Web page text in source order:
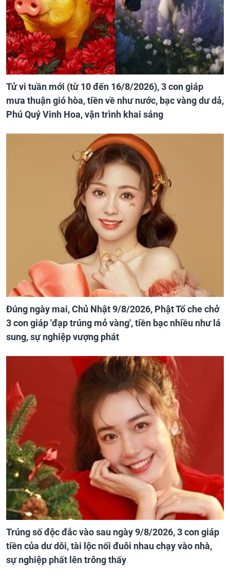
Tử vi tuần mới (từ 10 đến 16/8/2026), 3 con giáp
mưa thuận gió hòa, tiền về như nước, bạc vàng dư dả,
Phú Quý Vinh Hoa, vận trình khai sáng
Đúng ngày mai, Chủ Nhật 9/8/2026, Phật Tổ che chở
3 con giáp 'đạp trúng mỏ vàng', tiền bạc nhiều như lá
sung, sự nghiệp vượng phát
Trúng số độc đắc vào sau ngày 9/8/2026, 3 con giáp
tiền của dư dôi, tài lộc nối đuôi nhau chạy vào nhà,
sự nghiệp phất lên trông thấy